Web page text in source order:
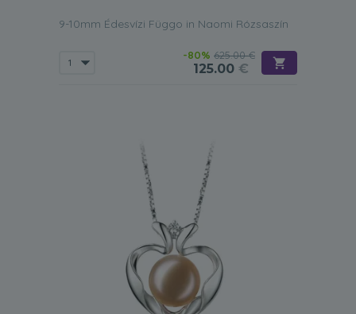
9-10mm Édesvízi Függo in Naomi Rózsaszín
-80% 625.00 €
125.00 €